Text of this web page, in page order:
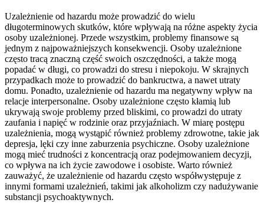
Uzależnienie od hazardu może prowadzić do wielu
długoterminowych skutków, które wpływają na różne aspekty życia
osoby uzależnionej. Przede wszystkim, problemy finansowe są
jednym z najpoważniejszych konsekwencji. Osoby uzależnione
często tracą znaczną część swoich oszczędności, a także mogą
popadać w długi, co prowadzi do stresu i niepokoju. W skrajnych
przypadkach może to prowadzić do bankructwa, a nawet utraty
domu. Ponadto, uzależnienie od hazardu ma negatywny wpływ na
relacje interpersonalne. Osoby uzależnione często kłamią lub
ukrywają swoje problemy przed bliskimi, co prowadzi do utraty
zaufania i napięć w rodzinie oraz przyjaźniach. W miarę postępu
uzależnienia, mogą wystąpić również problemy zdrowotne, takie jak
depresja, lęki czy inne zaburzenia psychiczne. Osoby uzależnione
mogą mieć trudności z koncentracją oraz podejmowaniem decyzji,
co wpływa na ich życie zawodowe i osobiste. Warto również
zauważyć, że uzależnienie od hazardu często współwystępuje z
innymi formami uzależnień, takimi jak alkoholizm czy nadużywanie
substancji psychoaktywnych.